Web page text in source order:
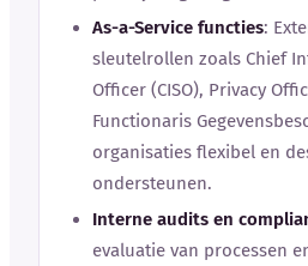
As-a-Service functies:
sleutelrollen zoals Chief
Officer (CISO), Privacy
Functionaris
organisaties flexibel en
ondersteunen.
Interne audits en
evaluatie van processen